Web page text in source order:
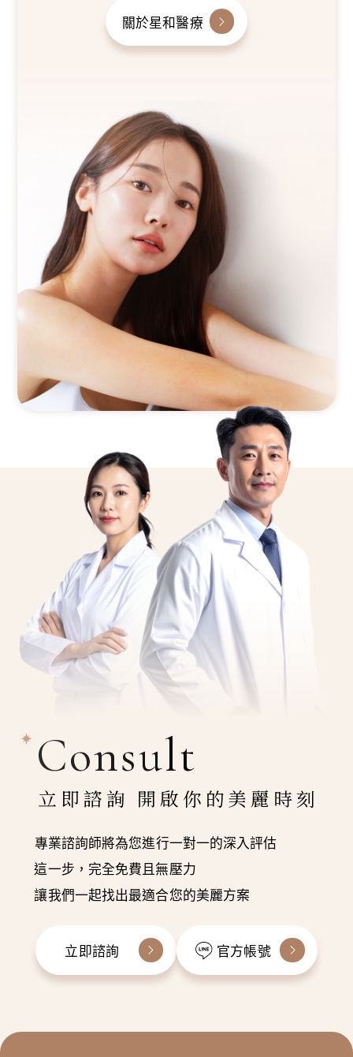
關於星和醫療
Consult
立即諮詢 開啟你的美麗時刻
專業諮詢師將為您進行一對一的深入評估
這一步，完全免費且無壓力
讓我們一起找出最適合您的美麗方案
立即諮詢 官方帳號